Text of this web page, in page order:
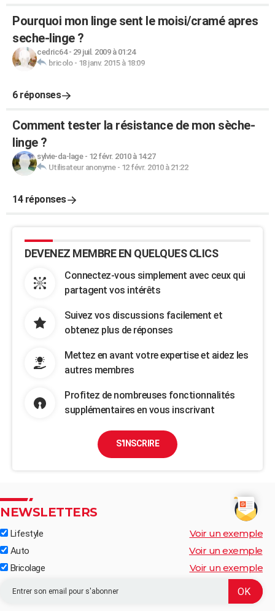
Pourquoi mon linge sent le moisi/cramé apres
seche-linge ?
cedric64- 29 juil. 2009 à 01:24
bricolo- 18 janv. 2015 à 18:09
6 réponses
Comment tester la résistance de mon sèche-
linge ?
sylvie-da-lage- 12 févr. 2010 à 14:27
Utilisateur anonyme- 12 févr. 2010 à 21:22
14 réponses
DEVENEZ MEMBRE EN QUELQUES CLICS
Connectez-vous simplement avec ceux qui
partagent vos intérêts
Suivez vos discussions facilement et
obtenez plus de réponses
Mettez en avant votre expertise et aidez les
autres membres
Profitez de nombreuses fonctionnalités
supplémentaires en vous inscrivant
S'INSCRIRE
NEWSLETTERS
Lifestyle Voir un exemple
Auto Voir un exemple
Bricolage Voir un exemple